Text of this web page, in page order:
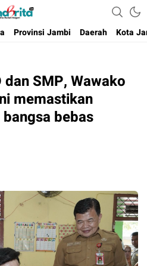
Negeri
Provinsi Jambi Daerah Kota
dan SMP, Wawako
memastikan
bebas